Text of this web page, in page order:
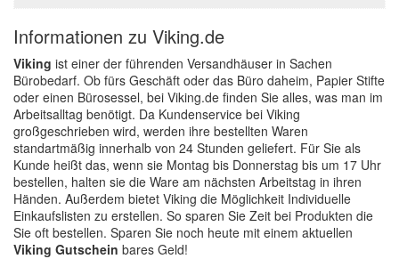
Informationen zu Viking.de
Viking ist einer der führenden Versandhäuser in Sachen
Bürobedarf. Ob fürs Geschäft oder das Büro daheim, Papier Stifte
oder einen Bürosessel, bei Viking.de finden Sie alles, was man im
Arbeitsalltag benötigt. Da Kundenservice bei Viking
großgeschrieben wird, werden ihre bestellten Waren
standartmäßig innerhalb von 24 Stunden geliefert. Für Sie als
Kunde heißt das, wenn sie Montag bis Donnerstag bis um 17 Uhr
bestellen, halten sie die Ware am nächsten Arbeitstag in ihren
Händen. Außerdem bietet Viking die Möglichkeit Individuelle
Einkaufslisten zu erstellen. So sparen Sie Zeit bei Produkten die
Sie oft bestellen. Sparen Sie noch heute mit einem aktuellen
Viking Gutschein bares Geld!